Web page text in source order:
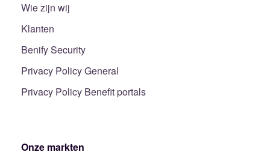
Wie zijn wij
Klanten
Benify Security
Privacy Policy General
Privacy Policy Benefit portals
Onze markten